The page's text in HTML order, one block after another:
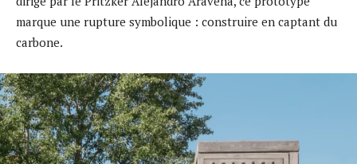
marque une rupture symbolique : construire en captant du
carbone.